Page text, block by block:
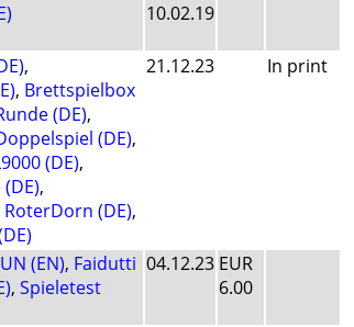
10.02.19
,
, Brettspielbox
(DE),
(DE),
(DE),
,
RoterDorn (DE),
21.12.23 In print
(EN), Faidutti
, Spieletest
04.12.23 EUR
6.00